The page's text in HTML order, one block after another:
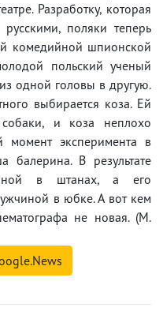
Разработку, которая
поляки теперь
комедийной шпионской
польский ученый
одной головы в другую.
выбирается коза. Ей
и коза неплохо
момент эксперимента в
балерина. В результате
в штанах, а его
в юбке. А вот кем
не новая. (М.